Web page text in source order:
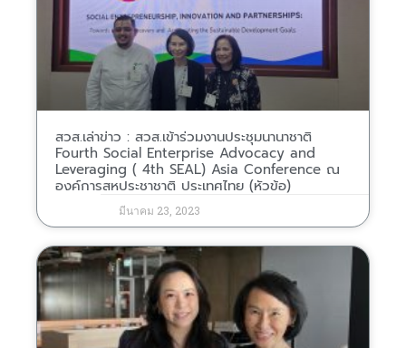
สวส.เล่าข่าว : สวส.เข้าร่วมงานประชุมนานาชาติ
Fourth Social Enterprise Advocacy and
Leveraging ( 4th SEAL) Asia Conference ณ
องค์การสหประชาชาติ ประเทศไทย (หัวข้อ)
มีนาคม 23, 2023